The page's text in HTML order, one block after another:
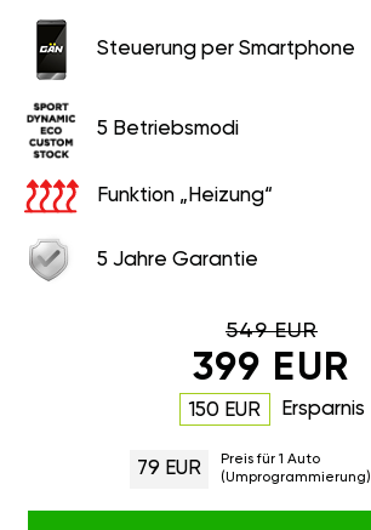
Steuerung per Smartphone
5 Betriebsmodi
Funktion „Heizung“
5 Jahre Garantie
549 EUR
399 EUR
150 EUR Ersparnis
79 EUR
Preis für 1 Auto
(Umprogrammierung)